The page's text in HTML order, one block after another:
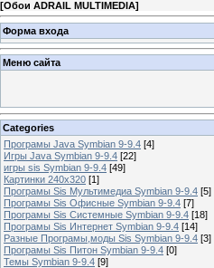
[Обои ADRAIL MULTIMEDIA]
Форма входа
Меню сайта
Categories
Програмы Java Symbian 9-9.4 [4]
Игры Java Symbian 9-9.4 [22]
игры sis Symbian 9-9.4 [49]
Картинки 240x320 [1]
Програмы Sis Мультимедиа Symbian 9-9.4 [5]
Програмы Sis Офисные Symbian 9-9.4 [7]
Програмы Sis Системные Symbian 9-9.4 [18]
Програмы Sis Интернет Symbian 9-9.4 [14]
Разные Програмы,моды Sis Symbian 9-9.4 [3]
Програмы Sis Питон Symbian 9-9.4 [0]
Темы Symbian 9-9.4 [9]